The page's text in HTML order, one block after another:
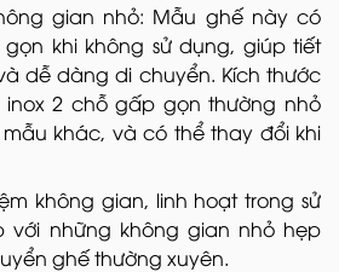
gian nhỏ: Mẫu ghế này có
khi không sử dụng, giúp tiết
dễ dàng di chuyển. Kích thước
2 chỗ gấp gọn thường nhỏ
khác, và có thể thay đổi khi
không gian, linh hoạt trong sử
với những không gian nhỏ hẹp
ghế thường xuyên.